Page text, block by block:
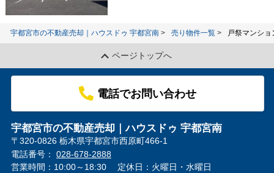
宇都宮市の不動産売却｜ハウスドゥ 宇都宮南 売り物件一覧 戸祭マンショ
ページトップへ
電話でお問い合わせ
宇都宮市の不動産売却｜ハウスドゥ 宇都宮南
〒320-0826 栃木県宇都宮市西原町466-1
電話番号： 028-678-2888
営業時間：10:00～18:30
定休日：火曜日・水曜日